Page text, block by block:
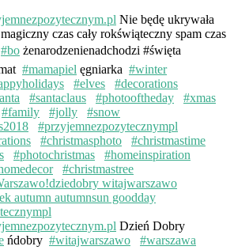
Nie będę ukrywała
czas cały rokświąteczny spam czas
#bo żenarodzenienadchodzi #święta
#mamapiel ęgniarka #winter
#elves
#decorations
#santaclaus #photooftheday
#xmas
#family #jolly
#snow
#przyjemnezpozytecznympl
#christmasphoto
#christmastime
#photochristmas
#homeinspiration
#christmastree
Dzień Dobry
ńdobry #witajwarszawo
#warszawa